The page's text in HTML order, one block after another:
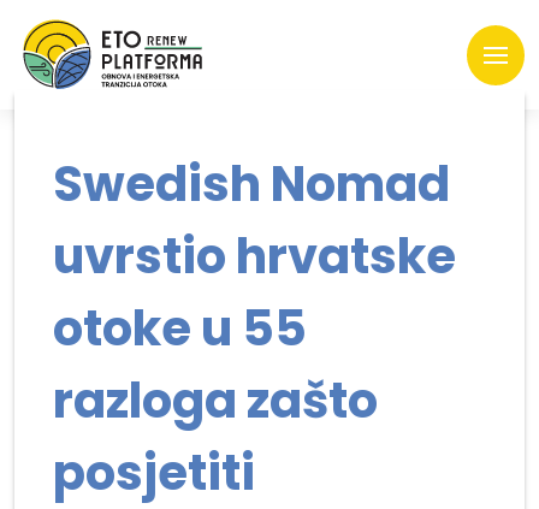
Swedish Nomad
uvrstio hrvatske
otoke u 55
razloga zašto
posjetiti